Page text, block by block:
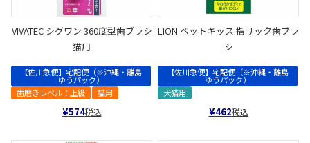
VIVATEC シグワン 360度型歯ブラシ
猫用
【佐川急便】宅配便（※沖縄・離島
ゆうパック）
歯磨きレベル：上級
猫用
¥574税込
LION ペットキッス 指サック歯ブラ
シ
【佐川急便】宅配便（※沖縄・離島
ゆうパック）
犬猫用
¥462税込